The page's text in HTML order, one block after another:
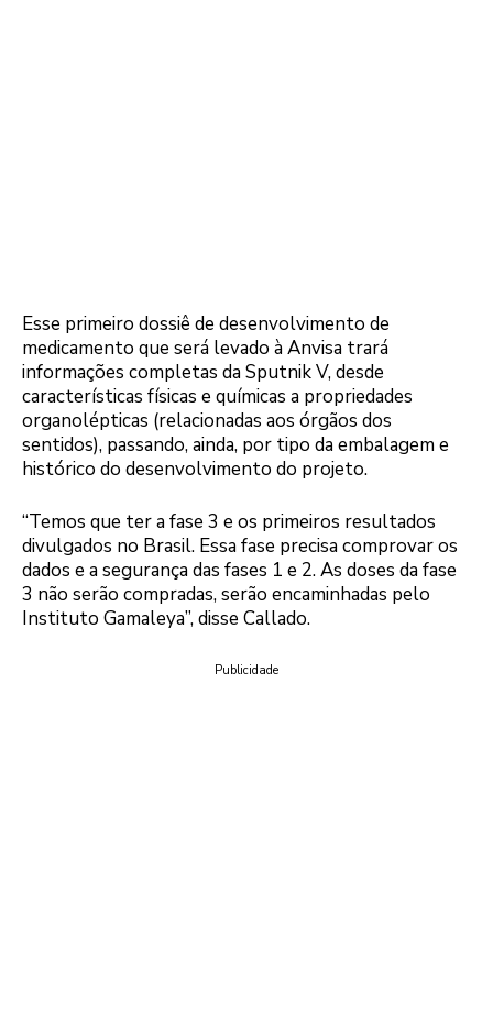
Esse primeiro dossiê de desenvolvimento de
medicamento que será levado à Anvisa trará
informações completas da Sputnik V, desde
características físicas e químicas a propriedades
organolépticas (relacionadas aos órgãos dos
sentidos), passando, ainda, por tipo da embalagem e
histórico do desenvolvimento do projeto.
“Temos que ter a fase 3 e os primeiros resultados
divulgados no Brasil. Essa fase precisa comprovar os
dados e a segurança das fases 1 e 2. As doses da fase
3 não serão compradas, serão encaminhadas pelo
Instituto Gamaleya”, disse Callado.
Publicidade